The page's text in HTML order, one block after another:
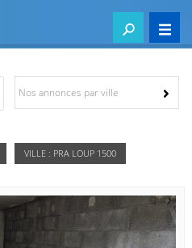
Nos annonces par ville
VILLE : PRA LOUP 1500